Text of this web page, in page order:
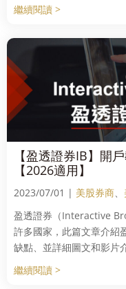
繼續閱讀 >
【盈透證券IB】開
【2026適用】
2023/07/01 | 美股券商、
盈透證券（Interactive
許多國家，此篇文章介紹
缺點、並詳細圖文和影片
繼續閱讀 >